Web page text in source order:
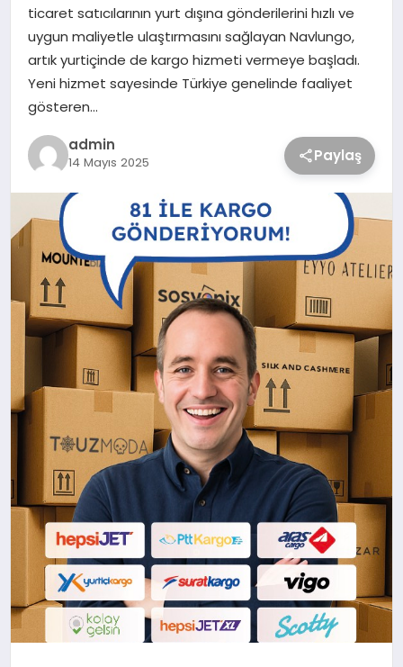
ticaret satıcılarının yurt dışına gönderilerini hızlı ve
uygun maliyetle ulaştırmasını sağlayan Navlungo,
artık yurtiçinde de kargo hizmeti vermeye başladı.
Yeni hizmet sayesinde Türkiye genelinde faaliyet
gösteren…
admin
14 Mayıs 2025 Paylaş